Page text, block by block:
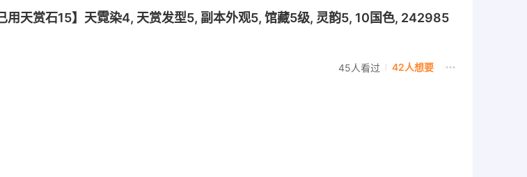
用天赏石15】天霓染4, 天赏发型5, 副本外观5, 馆藏5级, 灵韵5, 10国色, 242985
45人看过 42人想要